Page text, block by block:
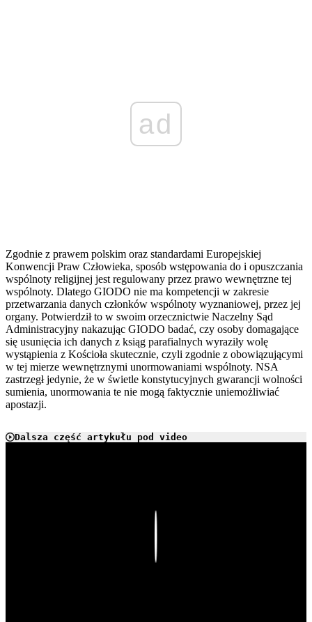
ad
Zgodnie z prawem polskim oraz standardami Europejskiej
Konwencji Praw Człowieka, sposób wstępowania do i opuszczania
wspólnoty religijnej jest regulowany przez prawo wewnętrzne tej
wspólnoty. Dlatego GIODO nie ma kompetencji w zakresie
przetwarzania danych członków wspólnoty wyznaniowej, przez jej
organy. Potwierdził to w swoim orzecznictwie Naczelny Sąd
Administracyjny nakazując GIODO badać, czy osoby domagające
się usunięcia ich danych z ksiąg parafialnych wyraziły wolę
wystąpienia z Kościoła skutecznie, czyli zgodnie z obowiązującymi
w tej mierze wewnętrznymi unormowaniami wspólnoty. NSA
zastrzegł jedynie, że w świetle konstytucyjnych gwarancji wolności
sumienia, unormowania te nie mogą faktycznie uniemożliwiać
apostazji.
Dalsza część artykułu pod video